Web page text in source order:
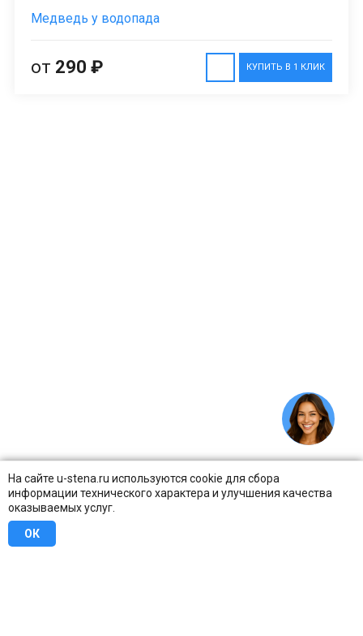
На сайте u-stena.ru используются cookie для сбора
информации технического характера и улучшения качества
оказываемых услуг.
ОК
Медведь у водопада
КУПИТЬ В 1 КЛИК
от 290 ₽